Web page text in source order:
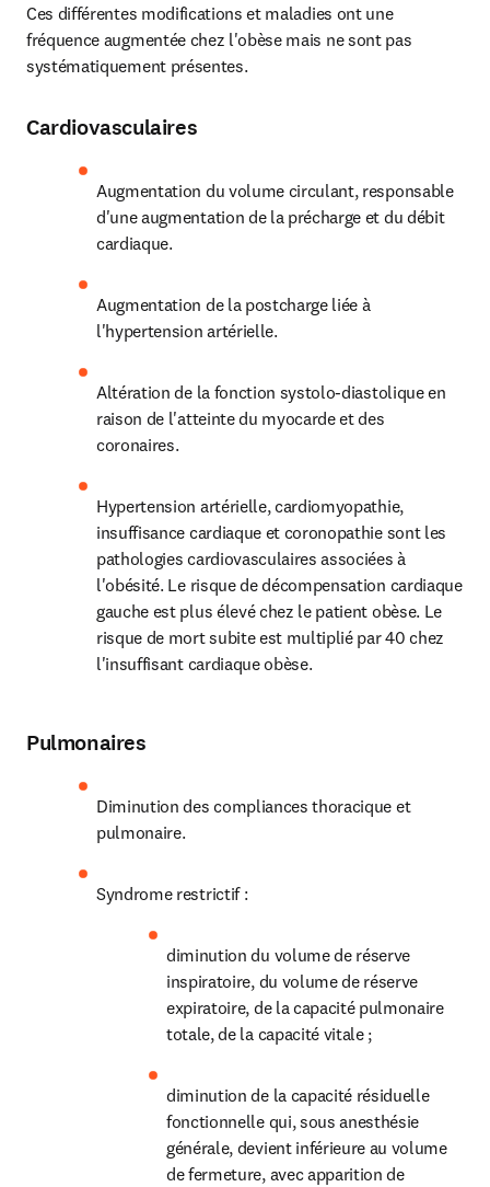
Ces différentes modifications et maladies ont une
fréquence augmentée chez l'obèse mais ne sont pas
systématiquement présentes.
Cardiovasculaires
Augmentation du volume circulant, responsable
d'une augmentation de la précharge et du débit
cardiaque.
Augmentation de la postcharge liée à
l'hypertension artérielle.
Altération de la fonction systolo-diastolique en
raison de l'atteinte du myocarde et des
coronaires.
Hypertension artérielle, cardiomyopathie,
insuffisance cardiaque et coronopathie sont les
pathologies cardiovasculaires associées à
l'obésité. Le risque de décompensation cardiaque
gauche est plus élevé chez le patient obèse. Le
risque de mort subite est multiplié par 40 chez
l'insuffisant cardiaque obèse.
Pulmonaires
Diminution des compliances thoracique et
pulmonaire.
Syndrome restrictif :
diminution du volume de réserve
inspiratoire, du volume de réserve
expiratoire, de la capacité pulmonaire
totale, de la capacité vitale ;
diminution de la capacité résiduelle
fonctionnelle qui, sous anesthésie
générale, devient inférieure au volume
de fermeture, avec apparition de